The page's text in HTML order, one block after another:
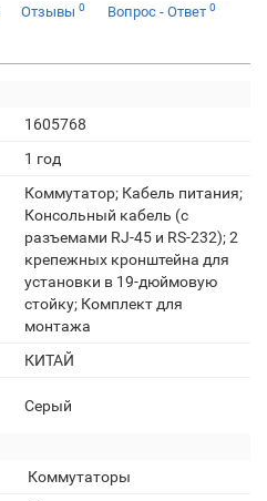
Отзывы 0 Вопрос - Ответ 0
1605768
1 год
Коммутатор; Кабель питания;
Консольный кабель (с
разъемами RJ-45 и RS-232); 2
крепежных кронштейна для
установки в 19-дюймовую
стойку; Комплект для
монтажа
КИТАЙ
Серый
Коммутаторы